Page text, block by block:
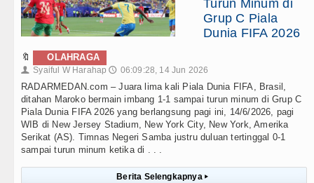
Turun Minum di
Grup C Piala
Dunia FIFA 2026
🔖 OLAHRAGA
👤 Syaiful W Harahap 🕔 06:09:28, 14 Jun 2026
RADARMEDAN.com – Juara lima kali Piala Dunia FIFA, Brasil,
ditahan Maroko bermain imbang 1-1 sampai turun minum di Grup C
Piala Dunia FIFA 2026 yang berlangsung pagi ini, 14/6/2026, pagi
WIB di New Jersey Stadium, New York City, New York, Amerika
Serikat (AS). Timnas Negeri Samba justru duluan tertinggal 0-1
sampai turun minum ketika di . . .
Berita Selengkapnya ▸